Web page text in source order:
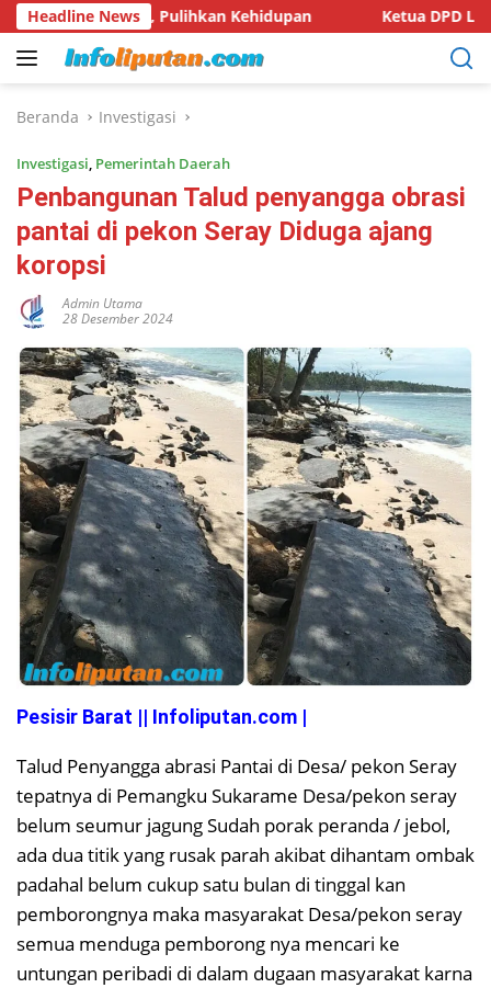
Langsung
ke
konten
Headline News
Pulihkan Kehidupan Ketua DPD LSM KPK RI
Beranda Investigasi
Investigasi, Pemerintah Daerah
Penbangunan Talud penyangga obrasi
pantai di pekon Seray Diduga ajang
koropsi
Admin Utama
28 Desember 2024
Pesisir Barat || Infoliputan.com |
Talud Penyangga abrasi Pantai di Desa/ pekon Seray
tepatnya di Pemangku Sukarame Desa/pekon seray
belum seumur jagung Sudah porak peranda / jebol,
ada dua titik yang rusak parah akibat dihantam ombak
padahal belum cukup satu bulan di tinggal kan
pemborongnya maka masyarakat Desa/pekon seray
semua menduga pemborong nya mencari ke
untungan peribadi di dalam dugaan masyarakat karna